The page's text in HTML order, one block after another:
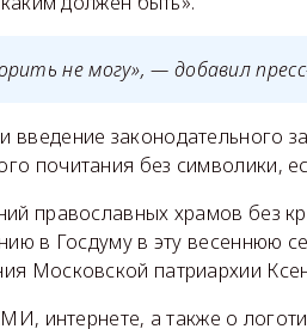
не могу», — добавил
законодательного
почитания без символики,
православных храмов без
в Госдуму в эту весеннюю
Московской патриархии
интернете, а также о